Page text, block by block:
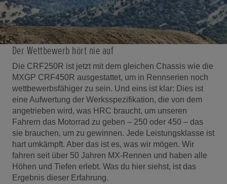
Der Wettbewerb hört nie auf
Die CRF250R ist jetzt mit dem gleichen Chassis wie die
MXGP CRF450R ausgestattet, um in Rennserien noch
wettbewerbsfähiger zu sein. Und eins ist klar: Dies ist
eine Aufwertung der Werksspezifikation, die von dem
angetrieben wird, was HRC braucht, um unseren
Fahrern das Motorrad zu geben – 250 oder 450 – das
sie brauchen, um zu gewinnen. Jede Leistungsklasse ist
hart umkämpft. Aber das ist es, was wir mögen. Wir
fahren seit über 50 Jahren MX-Rennen und haben alle
Höhen und Tiefen erlebt. Was du hier siehst, ist das
Ergebnis dieser Erfahrung.